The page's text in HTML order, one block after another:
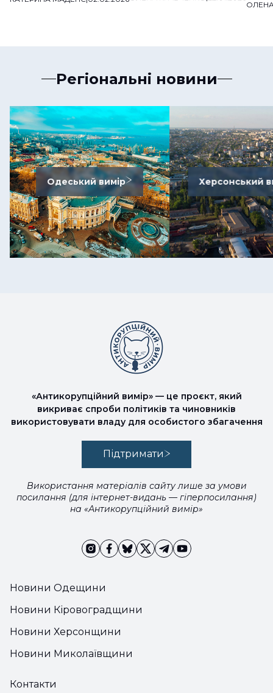
Регіональні новини
Одеський вимір Херсонський
Новини Одещини
Новини Кіровоградщини
Новини Херсонщини
Новини Миколаївщини
«Антикорупційний вимір» — це проєкт, який
викриває спроби політиків та чиновників
використовувати владу для особистого збагачення
Підтримати
Використання матеріалів сайту лише за умови
посилання (для інтернет-видань — гіперпосилання)
на «Антикорупційний вимір»
Контакти